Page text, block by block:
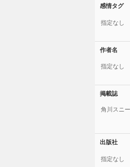
感情タグ
指定なし
作者名
指定なし
掲載誌
角川スニ
出版社
指定なし